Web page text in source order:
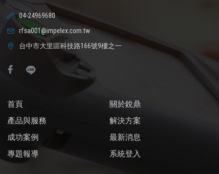
04-24969680
rfsa001@impelex.com.tw
台中市大里區科技路166號9樓之一
首頁
關於銳鼎
產品與服務
解決方案
成功案例
最新消息
專題報導
系統登入